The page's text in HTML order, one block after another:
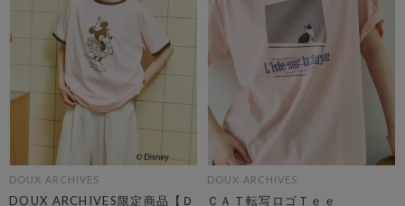
DOUX ARCHIVES
DOUX ARCHIVES限定商品【Ｄ
DOUX ARCHIVES
ＣＡＴ転写ロゴＴｅｅ